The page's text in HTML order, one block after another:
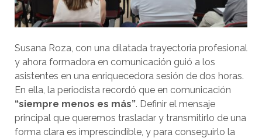
Susana Roza, con una dilatada trayectoria profesional
y ahora formadora en comunicación guió a los
asistentes en una enriquecedora sesión de dos horas.
En ella, la periodista recordó que en comunicación
“siempre menos es más”. Definir el mensaje
principal que queremos trasladar y transmitirlo de una
forma clara es imprescindible, y para conseguirlo la